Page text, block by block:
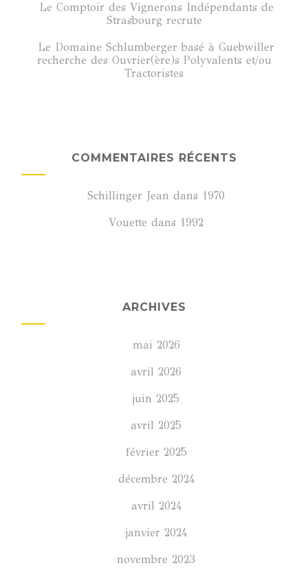
Le Comptoir des Vignerons Indépendants de
Strasbourg recrute
Le Domaine Schlumberger basé à Guebwiller
recherche des Ouvrier(ère)s Polyvalents et/ou
Tractoristes
COMMENTAIRES RÉCENTS
Schillinger Jean dans 1970
Vouette dans 1992
ARCHIVES
mai 2026
avril 2026
juin 2025
avril 2025
février 2025
décembre 2024
avril 2024
janvier 2024
novembre 2023